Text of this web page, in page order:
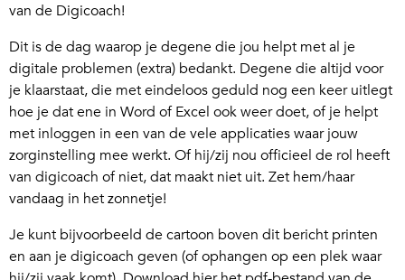
van de Digicoach!
Dit is de dag waarop je degene die jou helpt met al je
digitale problemen (extra) bedankt. Degene die altijd voor
je klaarstaat, die met eindeloos geduld nog een keer uitlegt
hoe je dat ene in Word of Excel ook weer doet, of je helpt
met inloggen in een van de vele applicaties waar jouw
zorginstelling mee werkt. Of hij/zij nou officieel de rol heeft
van digicoach of niet, dat maakt niet uit. Zet hem/haar
vandaag in het zonnetje!
Je kunt bijvoorbeeld de cartoon boven dit bericht printen
en aan je digicoach geven (of ophangen op een plek waar